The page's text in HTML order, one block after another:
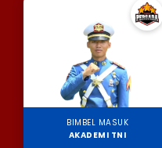
BIMBEL MASUK
AKADEMI TNI